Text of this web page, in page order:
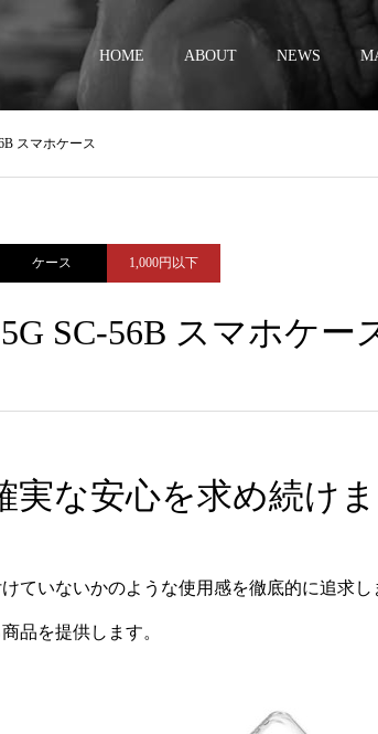
HOME ABOUT NEWS
スマホケース
ケース 1,000円以下
SC-56B スマホケー
な安心を求め続けま
ていないかのような使用感を徹底的に追求し
品を提供します。